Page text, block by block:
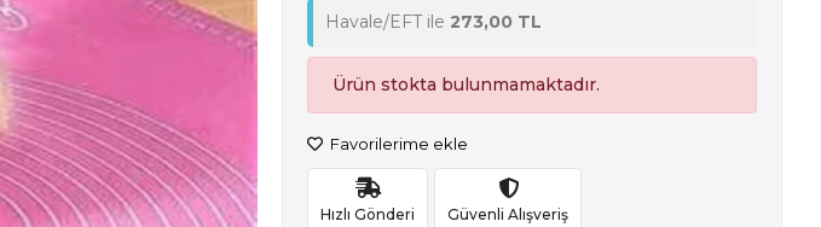
Havale/EFT ile 273,00 TL
Ürün stokta bulunmamaktadır.
Favorilerime ekle
Hızlı Gönderi Güvenli Alışveriş